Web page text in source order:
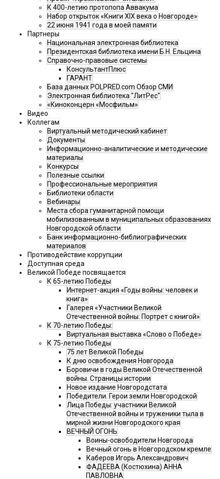
К 400-летию протопопа Аввакума
Набор открыток «Книги XIX века о Новгороде»
22 июня 1941 года в моей памяти
Партнеры
Национальная электронная библиотека
Президентская библиотека имени Б.Н. Ельцина
Справочно-правовые системы
КонсультантПлюс
ГАРАНТ
База данных POLPRED.com Обзор СМИ
Электронная библиотека "ЛитРес"
«Киноконцерн «Мосфильм»
Видео
Коллегам
Виртуальный методический кабинет
Документы
Информационно-аналитические и методические
материалы
Конкурсы
Полезные ссылки
Профессиональные мероприятия
Библиотеки области
Вебинары
Места сбора гуманитарной помощи
мобилизованным в муниципальных образованиях
Новгородской области
Банк информационно-библиографических
материалов
Противодействие коррупции
Доступная среда
Великой Победе посвящается
К 65-летию Победы
Интернет-акция «Годы войны: человек и
книга»
Галерея «Участники Великой
Отечественной войны: Портрет с книгой»
К 70-летию Победы:
Виртуальная выставка «Слово о Победе»
К 75-летию Победы
75 лет Великой Победы
К дню освобождения Новгорода
Боровичи в годы Великой Отечественной
войны. Страницы истории
Новое издание Новгородстата
Победители. Герои земли Новгородской
Лица Победы: участники Великой
Отечественной войны и труженики тыла в
мирной жизни Новгородского края
ВЕЧНЫЙ ОГОНЬ
Воины-освободители Новгорода
Вечный огонь в Новгородском кремле
Каберов Игорь Александрович
ФАДЕЕВА (Костюхина) АННА
ПАВЛОВНА